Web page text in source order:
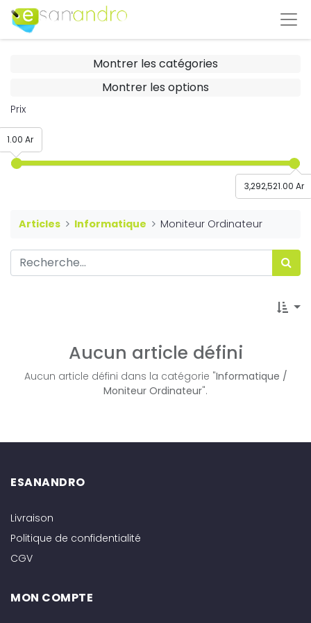
Montrer les catégories
Montrer les options
Prix
3,292,521.00 Ar
1.00 Ar
Articles Informatique Moniteur Ordinateur
Aucun article défini
Aucun article défini dans la catégorie "Informatique /
Moniteur Ordinateur".
ESANANDRO
Livraison
Politique de confidentialité
CGV
MON COMPTE